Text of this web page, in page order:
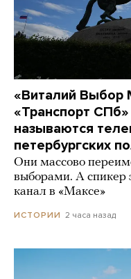
«Виталий Выбор
«Транспорт
называются
петербургских
Они массово
выборами. А спикер
канал в «Максе»
ИСТОРИИ 2 часа назад